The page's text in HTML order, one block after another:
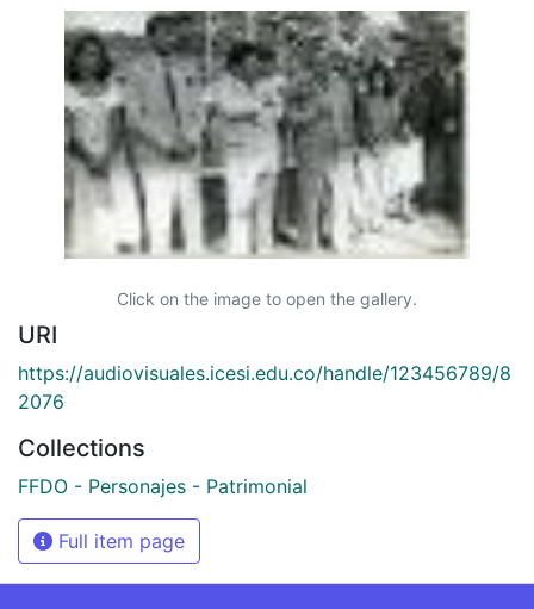
Click on the image to open the gallery.
URI
https://audiovisuales.icesi.edu.co/handle/123456789/8
2076
Collections
FFDO - Personajes - Patrimonial
Full item page